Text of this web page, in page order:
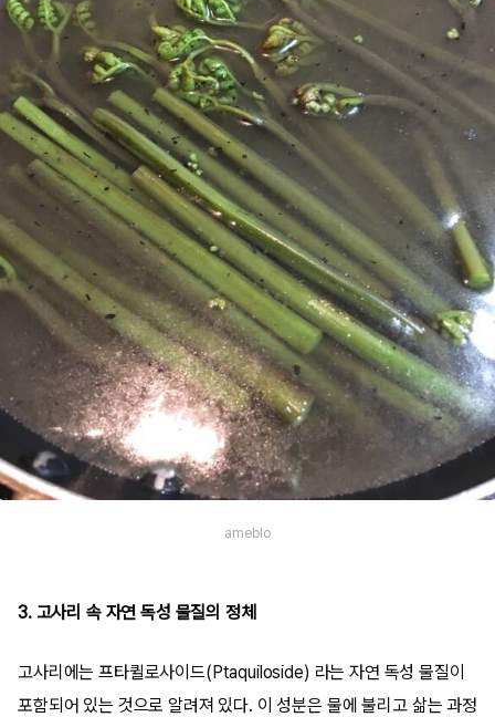
ameblo
3. 고사리 속 자연 독성 물질의 정체
고사리에는 프타퀼로사이드(Ptaquiloside) 라는 자연 독성 물질이
포함되어 있는 것으로 알려져 있다. 이 성분은 물에 불리고 삶는 과정